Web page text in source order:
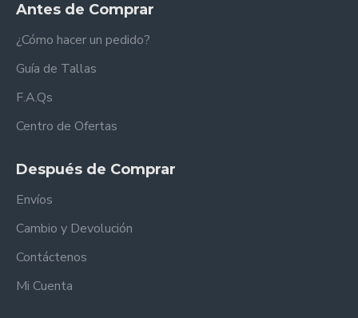
Antes de Comprar
¿Cómo hacer un pedido?
Guía de Tallas
F.A.Qs
Centro de Ofertas
Después de Comprar
Envíos
Cambio y Devolución
Contáctenos
Mi Cuenta